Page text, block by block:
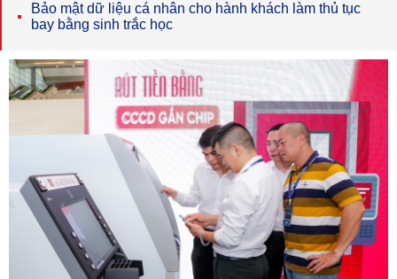
Bảo mật dữ liệu cá nhân cho hành khách làm thủ tục
bay bằng sinh trắc học